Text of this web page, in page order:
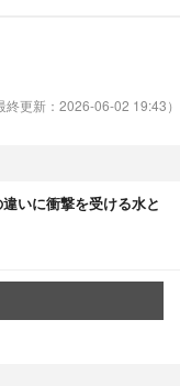
終更新：2026-06-02 19:43）
いに衝撃を受ける水と